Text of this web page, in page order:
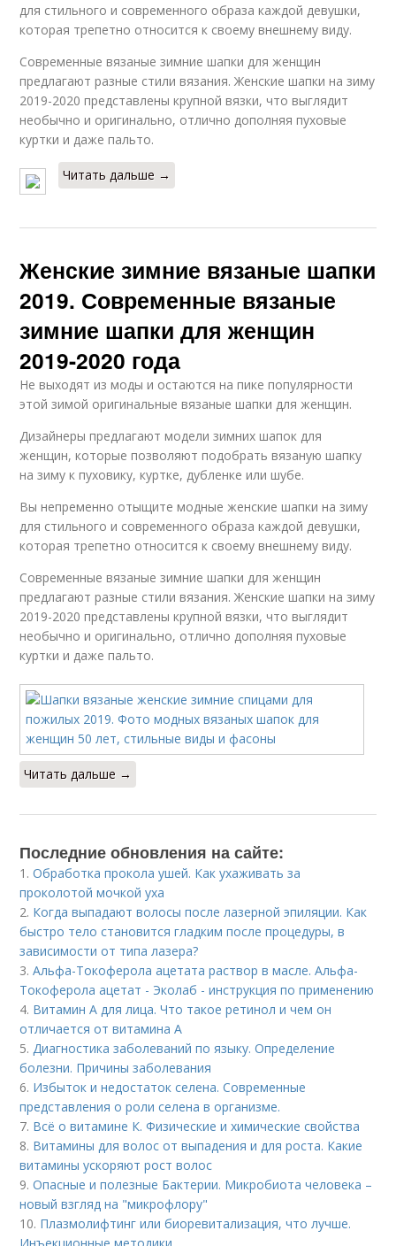
для стильного и современного образа каждой девушки,
которая трепетно относится к своему внешнему виду.
Современные вязаные зимние шапки для женщин
предлагают разные стили вязания. Женские шапки на зиму
2019-2020 представлены крупной вязки, что выглядит
необычно и оригинально, отлично дополняя пуховые
куртки и даже пальто.
Читать дальше →
Женские зимние вязаные шапки
2019. Современные вязаные
зимние шапки для женщин
2019-2020 года
Не выходят из моды и остаются на пике популярности
этой зимой оригинальные вязаные шапки для женщин.
Дизайнеры предлагают модели зимних шапок для
женщин, которые позволяют подобрать вязаную шапку
на зиму к пуховику, куртке, дубленке или шубе.
Вы непременно отыщите модные женские шапки на зиму
для стильного и современного образа каждой девушки,
которая трепетно относится к своему внешнему виду.
Современные вязаные зимние шапки для женщин
предлагают разные стили вязания. Женские шапки на зиму
2019-2020 представлены крупной вязки, что выглядит
необычно и оригинально, отлично дополняя пуховые
куртки и даже пальто.
Читать дальше →
Последние обновления на сайте:
1.Обработка прокола ушей. Как ухаживать за
проколотой мочкой уха
2. Когда выпадают волосы после лазерной эпиляции. Как
быстро тело становится гладким после процедуры, в
зависимости от типа лазера?
3.Альфа-Токоферола ацетата раствор в масле. Альфа-
Токоферола ацетат - Эколаб - инструкция по применению
4. Витамин A для лица. Что такое ретинол и чем он
отличается от витамина А
5.Диагностика заболеваний по языку. Определение
болезни. Причины заболевания
6. Избыток и недостаток селена. Современные
представления о роли селена в организме.
7. Всё о витамине К. Физические и химические свойства
8. Витамины для волос от выпадения и для роста. Какие
витамины ускоряют рост волос
9.Опасные и полезные Бактерии. Микробиота человека –
новый взгляд на "микрофлору"
10. Плазмолифтинг или биоревитализация, что лучше.